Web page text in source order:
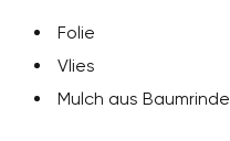
Folie
Vlies
Mulch aus Baumrinde